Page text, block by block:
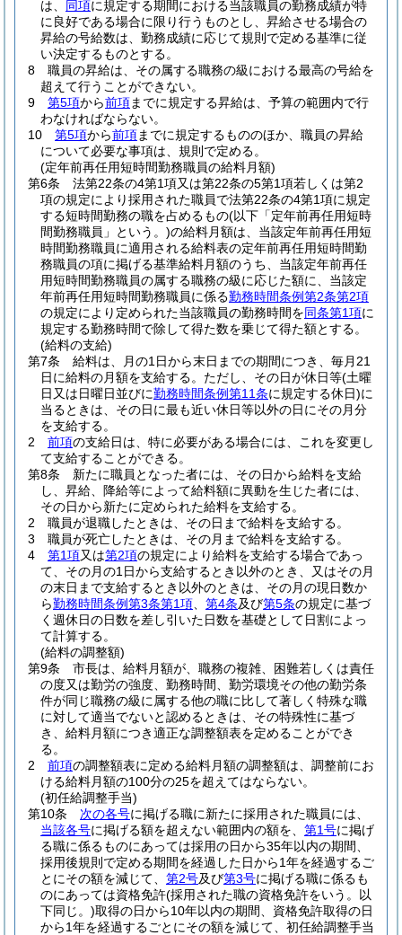
は、 同項に規定する期間における当該職員の勤務成績が特
に良好である場合に限り行うものとし、昇給させる場合の
昇給の号給数は、勤務成績に応じて規則で定める基準に従
い決定するものとする。
8
職員の昇給は、その属する職務の級における最高の号給を
超えて行うことができない。
9
第5項から前項までに規定する昇給は、予算の範囲内で行
わなければならない。
10
第5項から前項までに規定するもののほか、職員の昇給
について必要な事項は、規則で定める。
(定年前再任用短時間勤務職員の給料月額)
第6条
法第22条の4第1項又は第22条の5第1項若しくは第2
項の規定により採用された職員で法第22条の4第1項に規定
する短時間勤務の職を占めるもの(以下「定年前再任用短時
間勤務職員」という。)の給料月額は、当該定年前再任用短
時間勤務職員に適用される給料表の定年前再任用短時間勤
務職員の項に掲げる基準給料月額のうち、当該定年前再任
用短時間勤務職員の属する職務の級に応じた額に、当該定
年前再任用短時間勤務職員に係る勤務時間条例第2条第2項
の規定により定められた当該職員の勤務時間を同条第1項に
規定する勤務時間で除して得た数を乗じて得た額とする。
(給料の支給)
第7条
給料は、月の1日から末日までの期間につき、毎月21
日に給料の月額を支給する。 ただし、その日が休日等(土曜
日又は日曜日並びに勤務時間条例第11条に規定する休日)に
当るときは、その日に最も近い休日等以外の日にその月分
を支給する。
2
前項の支給日は、特に必要がある場合には、これを変更し
て支給することができる。
第8条
新たに職員となった者には、その日から給料を支給
し、昇給、降給等によって給料額に異動を生じた者には、
その日から新たに定められた給料を支給する。
2
職員が退職したときは、その日まで給料を支給する。
3
職員が死亡したときは、その月まで給料を支給する。
4
第1項又は第2項の規定により給料を支給する場合であっ
て、その月の1日から支給するとき以外のとき、又はその月
の末日まで支給するとき以外のときは、その月の現日数か
ら勤務時間条例第3条第1項 第4条及び第5条の規定に基づ
く週休日の日数を差し引いた日数を基礎として日割によっ
て計算する。
(給料の調整額)
第9条
市長は、給料月額が、職務の複雑、困難若しくは責任
の度又は勤労の強度、勤務時間、勤労環境その他の勤労条
件が同じ職務の級に属する他の職に比して著しく特殊な職
に対して適当でないと認めるときは、その特殊性に基づ
き、給料月額につき適正な調整額表を定めることができ
る。
2
前項の調整額表に定める給料月額の調整額は、調整前にお
ける給料月額の100分の25を超えてはならない。
(初任給調整手当)
第10条
次の各号に掲げる職に新たに採用された職員には、
当該各号に掲げる額を超えない範囲内の額を、 第1号に掲げ
る職に係るものにあっては採用の日から35年以内の期間、
採用後規則で定める期間を経過した日から1年を経過するご
とにその額を減じて、 第2号及び第3号に掲げる職に係るも
のにあっては資格免許(採用された職の資格免許をいう。以
下同じ。)取得の日から10年以内の期間、資格免許取得の日
から1年を経過するごとにその額を減じて、初任給調整手当